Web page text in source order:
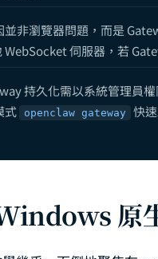
16 什麼是
18 OpenClaw +
20 OpenClaw
22 OpenClaw
OpenClaw
並非瀏覽器問題，而是
伺服器，若
持久化需以系統管理員
式
openclaw gateway 快
原